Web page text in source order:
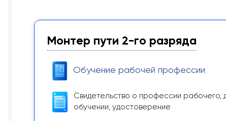
Монтер пути 2-го разряда
Обучение рабочей профессии
Свидетельство о профессии рабочего,
обучении, удостоверение